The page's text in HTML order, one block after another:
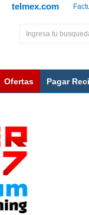
telmex.com
Ofertas Pagar